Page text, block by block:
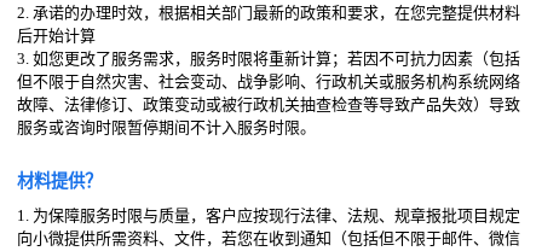
2. 承诺的办理时效，根据相关部门最新的政策和要求，在您完整提供材料
后开始计算
3. 如您更改了服务需求，服务时限将重新计算；若因不可抗力因素（包括
但不限于自然灾害、社会变动、战争影响、行政机关或服务机构系统网络
故障、法律修订、政策变动或被行政机关抽查检查等导致产品失效）导致
服务或咨询时限暂停期间不计入服务时限。
材料提供？
1. 为保障服务时限与质量，客户应按现行法律、法规、规章报批项目规定
向小微提供所需资料、文件，若您在收到通知（包括但不限于邮件、微信